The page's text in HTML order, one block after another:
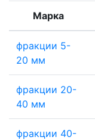
Марка
фракции 5-
20 мм
фракции 20-
40 мм
фракции 40-